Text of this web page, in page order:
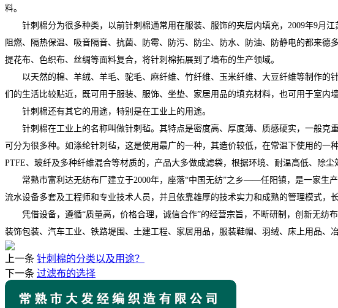
料。
针刺棉分为很多种类，以前针刺棉通常用在服装、服饰的夹层内填充，2009年9月江
阻燃、隔热保温、吸音隔音、抗菌、防霉、防污、防尘、防水、防油、防静电的都来德
提花布、色织布、丝绸等面料复合，将针刺棉拓展到了墙布的生产领域。
以天然的棉、羊绒、羊毛、驼毛、麻纤维、竹纤维、玉米纤维、大豆纤维等制作的
们的生活比较贴近，既可用于服装、服饰、坐垫、家居用品的填充材料，也可用于室内墙
针刺棉还有其它的用途，特别是在工业上的用途。
针刺棉在工业上的名称叫做针刺毡。其特点是密度高、厚度薄、质感硬实，一般克重
可分为很多种。如涤纶针刺毡，这是使用最广的一种，其造价较低，在常温下使用的一
PTFE、玻纤及多种纤维混合等材质的，产品大多做成滤袋，根据环境、耐温高低、除尘
常熟市富利达无纺布厂建立于2000年，座落“中国无纺”之乡――任阳镇，是一家生
流水设备多套及工程师和专业技术人员，并且依靠雄厚的技术实力和成熟的管理模式，
凭借设备，遵循“质量高，价格合理，诚信合作”的经营宗旨，不断研制，创新无纺布
装饰包装、汽车工业、铁路堤围、土建工程、家居用品，服装鞋帽、羽绒、床上用品、
上一条 针刺棉的分类以及用途？
下一条 过滤布的选择